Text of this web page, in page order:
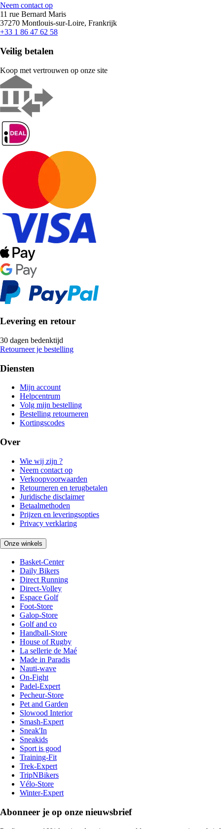
Neem contact op
11 rue Bernard Maris
37270 Montlouis-sur-Loire, Frankrijk
+33 1 86 47 62 58
Veilig betalen
Koop met vertrouwen op onze site
Levering en retour
30 dagen bedenktijd
Retourneer je bestelling
Diensten
Mijn account
Helpcentrum
Volg mijn bestelling
Bestelling retourneren
Kortingscodes
Over
Wie wij zijn ?
Neem contact op
Verkoopvoorwaarden
Retourneren en terugbetalen
Juridische disclaimer
Betaalmethoden
Prijzen en leveringsopties
Privacy verklaring
Onze winkels
Basket-Center
Daily Bikers
Direct Running
Direct-Volley
Espace Golf
Foot-Store
Galop-Store
Golf and co
Handball-Store
House of Rugby
La sellerie de Maé
Made in Paradis
Nauti-wave
On-Fight
Padel-Expert
Pecheur-Store
Pet and Garden
Slowood Interior
Smash-Expert
Sneak'In
Sneakids
Sport is good
Training-Fit
Trek-Expert
TripNBikers
Vélo-Store
Winter-Expert
Abonneer je op onze nieuwsbrief